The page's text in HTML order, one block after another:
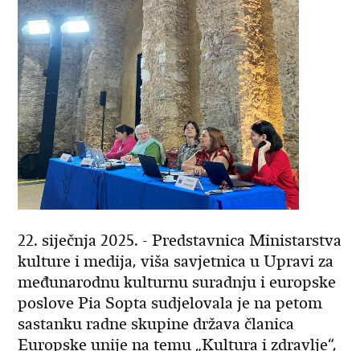
22. siječnja 2025. - Predstavnica Ministarstva
kulture i medija, viša savjetnica u Upravi za
međunarodnu kulturnu suradnju i europske
poslove Pia Sopta sudjelovala je na petom
sastanku radne skupine država članica
Europske unije na temu „Kultura i zdravlje“,